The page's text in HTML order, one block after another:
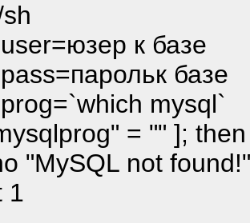
к базе
базе
mysql`
= "" ]; then
"MySQL not
1